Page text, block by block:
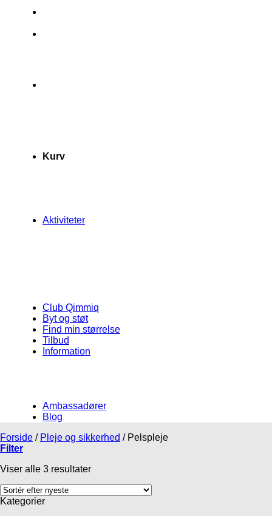
Kurv
Aktiviteter
Club Qimmiq
Byt og støt
Find min størrelse
Tilbud
Information
Ambassadører
Blog
Forside / Pleje og sikkerhed /Pelspleje
Filter
Viser alle 3 resultater
Kategorier